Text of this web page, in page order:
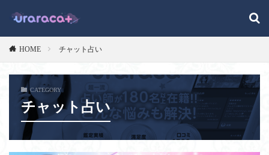
HOME チャット占い
CATEGORY
チャット占い